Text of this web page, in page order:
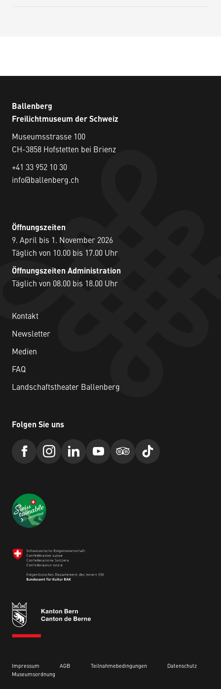
Ballenberg
Freilichtmuseum der Schweiz
Museumsstrasse 100
CH-3858 Hofstetten bei Brienz
+41 33 952 10 30
info@ballenberg.ch
Öffnungszeiten
9. April bis 1. November 2026
Täglich von 10.00 bis 17.00 Uhr
Öffnungszeiten Administration
Täglich von 08.00 bis 18.00 Uhr
Kontakt
Newsletter
Medien
FAQ
Landschaftstheater Ballenberg
Folgen Sie uns
Impressum AGB Teilnahmebedingungen
Datenschutz
Museumsordnung